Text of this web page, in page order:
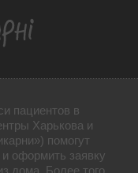
пациентов в
Харькова и
помогут
оформить заявку
дома. Более того,